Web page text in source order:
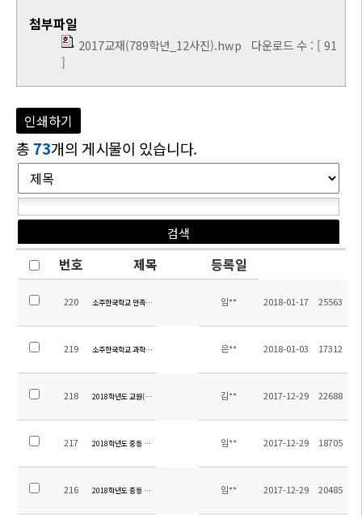
첨부파일
2017교재(789학년_12사진).hwp 다운로드 수 : [ 91
]
인쇄하기
총 73개의 게시물이 있습니다.
번호 제목 등록일
220 소주한국학교 만족도조사 결과보고-2017학년도 2학기
임** 2018-01-17 25563
219 소주한국학교 과학실 구축 입찰공고 은** 2018-01-03 17312
218 2018학년도 교원(중국어) 채용 공고 김** 2017-12-29 22688
217 2018학년도 중등 중국어과 교재목록 임** 2017-12-29 18705
216 2018학년도 중등 영어과 교재목록 임** 2017-12-29 20485